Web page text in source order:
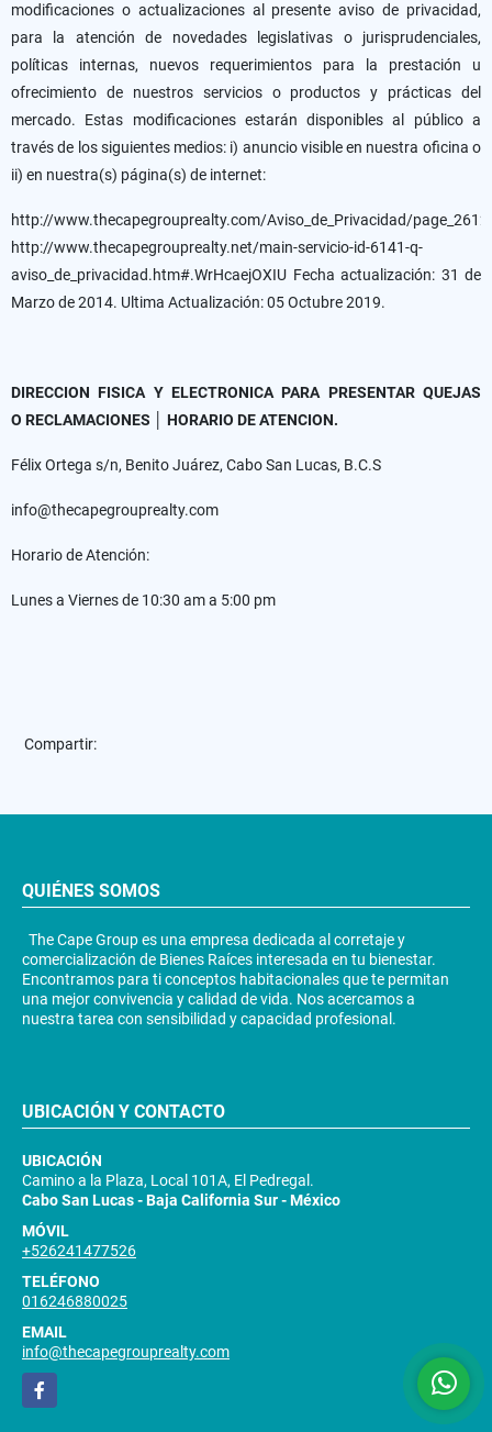
modificaciones o actualizaciones al presente aviso de privacidad,
para la atención de novedades legislativas o jurisprudenciales,
políticas internas, nuevos requerimientos para la prestación u
ofrecimiento de nuestros servicios o productos y prácticas del
mercado. Estas modificaciones estarán disponibles al público a
través de los siguientes medios: i) anuncio visible en nuestra oficina o
ii) en nuestra(s) página(s) de internet:
http://www.thecapegrouprealty.com/Aviso_de_Privacidad/
http://www.thecapegrouprealty.net/main-servicio-id-6141-q-
aviso_de_privacidad.htm#.WrHcaejOXIU Fecha actualización: 31 de
Marzo de 2014. Ultima Actualización: 05 Octubre 2019.
DIRECCION FISICA Y ELECTRONICA PARA PRESENTAR QUEJAS
O RECLAMACIONES │ HORARIO DE ATENCION.
Félix Ortega s/n, Benito Juárez, Cabo San Lucas, B.C.S
info@thecapegrouprealty.com
Horario de Atención:
Lunes a Viernes de 10:30 am a 5:00 pm
Compartir:
QUIÉNES SOMOS
The Cape Group es una empresa dedicada al corretaje y
comercialización de Bienes Raíces interesada en tu bienestar.
Encontramos para ti conceptos habitacionales que te permitan
una mejor convivencia y calidad de vida. Nos acercamos a
nuestra tarea con sensibilidad y capacidad profesional.
UBICACIÓN Y CONTACTO
UBICACIÓN
Camino a la Plaza, Local 101A, El Pedregal.
Cabo San Lucas - Baja California Sur - México
MÓVIL
+526241477526
TELÉFONO
016246880025
EMAIL
info@thecapegrouprealty.com
Facebook